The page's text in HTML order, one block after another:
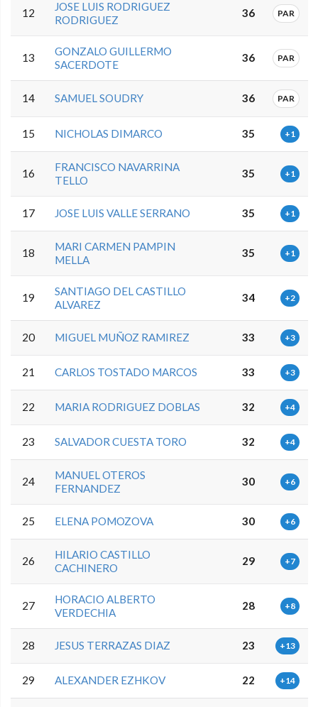
12
JOSE LUIS RODRIGUEZ
RODRIGUEZ
36 PAR
13
GONZALO GUILLERMO
SACERDOTE
36 PAR
14 SAMUEL SOUDRY 36 PAR
15 NICHOLAS DIMARCO 35 +1
16
FRANCISCO NAVARRINA
TELLO
35 +1
17 JOSE LUIS VALLE SERRANO 35 +1
18
MARI CARMEN PAMPIN
MELLA
35 +1
19
SANTIAGO DEL CASTILLO
ALVAREZ
34 +2
20 MIGUEL MUÑOZ RAMIREZ 33 +3
21 CARLOS TOSTADO MARCOS 33 +3
22 MARIA RODRIGUEZ DOBLAS 32 +4
23 SALVADOR CUESTA TORO 32 +4
24
MANUEL OTEROS
FERNANDEZ
30 +6
25 ELENA POMOZOVA 30 +6
26
HILARIO CASTILLO
CACHINERO
29 +7
27
HORACIO ALBERTO
VERDECHIA
28 +8
28 JESUS TERRAZAS DIAZ 23 +13
29 ALEXANDER EZHKOV 22 +14